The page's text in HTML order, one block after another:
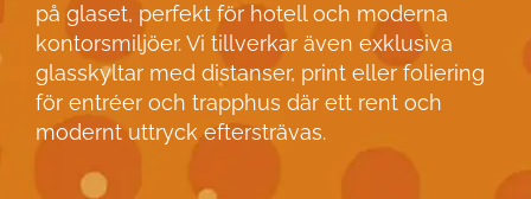
på glaset, perfekt för hotell och moderna
kontorsmiljöer. Vi tillverkar även exklusiva
glasskyltar med distanser, print eller foliering
för entréer och trapphus där ett rent och
modernt uttryck eftersträvas.